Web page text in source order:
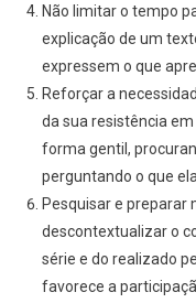
Não limitar o tempo
explicação de um
expressem o que
Reforçar a
da sua resistência
forma gentil,
perguntando o que
Pesquisar e preparar
descontextualizar o
série e do realizado
favorece a